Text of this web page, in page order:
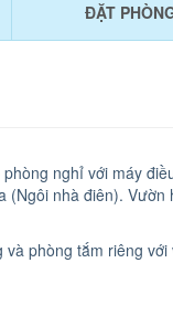
ĐẶT
nghỉ với máy
(Ngôi nhà điên).
phòng tắm riêng với